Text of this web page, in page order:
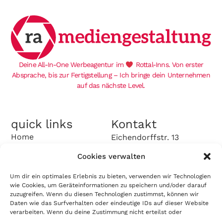
Cookies verwalten
Um dir ein optimales Erlebnis zu bieten, verwenden wir Technologien
wie Cookies, um Geräteinformationen zu speichern und/oder darauf
zuzugreifen. Wenn du diesen Technologien zustimmst, können wir
Daten wie das Surfverhalten oder eindeutige IDs auf dieser Website
verarbeiten. Wenn du deine Zustimmung nicht erteilst oder
Deine All-In-One Werbeagentur im
Rottal-Inns. Von erster
Absprache, bis zur Fertigstellung – Ich bringe dein Unternehmen
auf das nächste Level.
quick links
Home
Referenzen
Kontakt
Kontakt
Eichendorffstr. 13
+49 151 4218 9709
Kontaktformular
Onboardingformular